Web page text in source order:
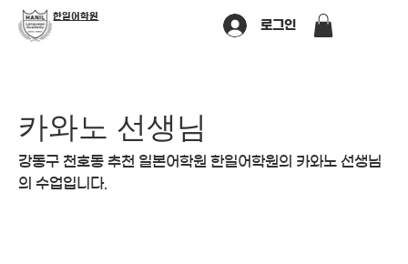
​한일어학원
로그인
카와노 선생님
강동구 천호동 추천 일본어학원 한일어학원의 카와노 선생님
의 수업입니다.